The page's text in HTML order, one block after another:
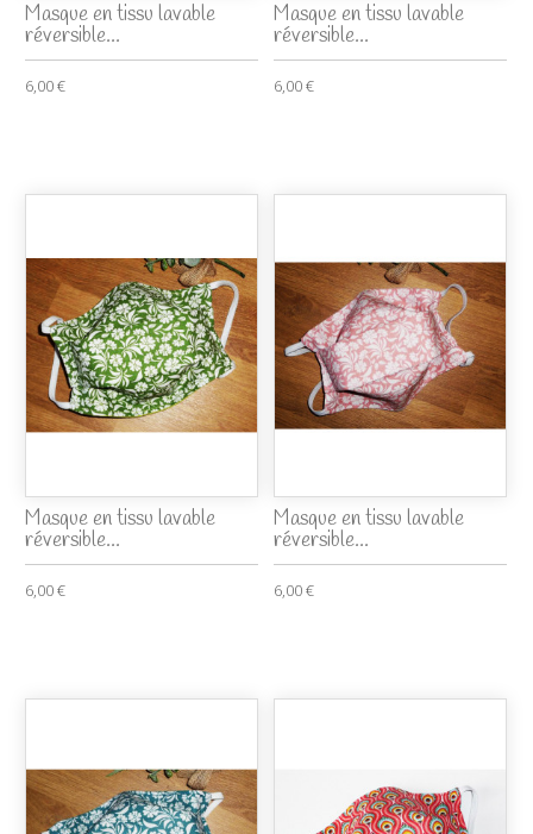
Masque en tissu lavable
réversible...
6,00 €
Masque en tissu lavable
réversible...
6,00 €
Masque en tissu lavable
réversible...
6,00 €
Masque en tissu lavable
réversible...
6,00 €